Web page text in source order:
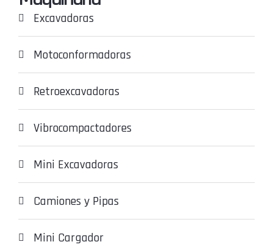
Excavadoras
Motoconformadoras
Retroexcavadoras
Vibrocompactadores
Mini Excavadoras
Camiones y Pipas
Mini Cargador